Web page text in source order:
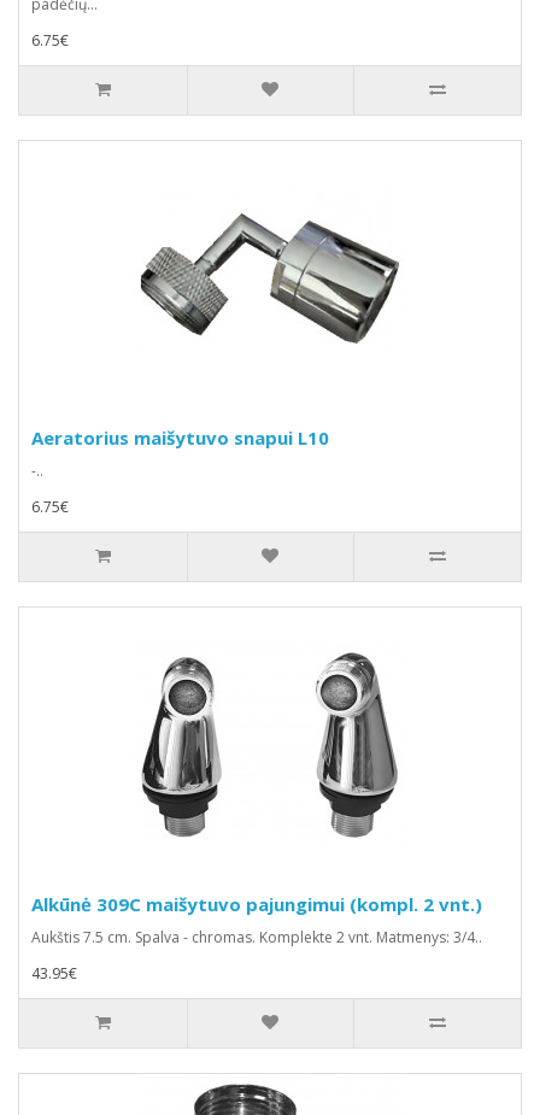
padėčių...
6.75€
Aeratorius maišytuvo snapui L10
-..
6.75€
Alkūnė 309C maišytuvo pajungimui (kompl. 2 vnt.)
Aukštis 7.5 cm. Spalva - chromas. Komplekte 2 vnt. Matmenys: 3/4..
43.95€